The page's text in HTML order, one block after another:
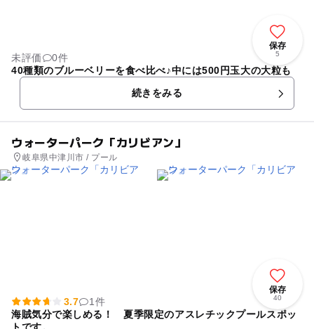
保存
5
未評価
0件
40種類のブルーベリーを食べ比べ♪中には500円玉大の大粒も
続きをみる
ウォーターパーク「カリビアン」
岐阜県中津川市 / プール
保存
40
3.7
1件
海賊気分で楽しめる！ 夏季限定のアスレチックプールスポッ